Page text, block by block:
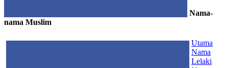
Nama-
nama Muslim
Utama
Nama
Lelaki